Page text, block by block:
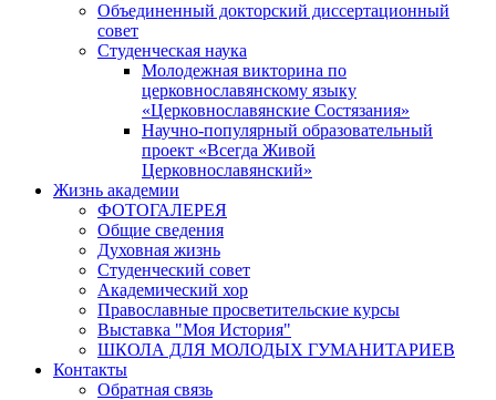
Объединенный докторский диссертационный
совет
Студенческая наука
Молодежная викторина по
церковнославянскому языку
«Церковнославянские Состязания»
Научно-популярный образовательный
проект «Всегда Живой
Церковнославянский»
Жизнь академии
ФОТОГАЛЕРЕЯ
Общие сведения
Духовная жизнь
Студенческий совет
Академический хор
Православные просветительские курсы
Выставка "Моя История"
ШКОЛА ДЛЯ МОЛОДЫХ ГУМАНИТАРИЕВ
Контакты
Обратная связь